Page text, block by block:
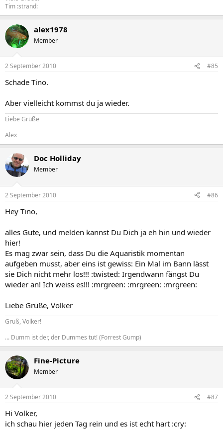
Tim :strand:
alex1978
Member
2 September 2010 #85
Schade Tino.
Aber vielleicht kommst du ja wieder.
Liebe Grüße
Alex
Doc Holliday
Member
2 September 2010 #86
Hey Tino,
alles Gute, und melden kannst Du Dich ja eh hin und wieder
hier!
Es mag zwar sein, dass Du die Aquaristik momentan
aufgeben musst, aber eins ist gewiss: Ein Mal im Bann lässt
sie Dich nicht mehr los!!! :twisted: Irgendwann fängst Du
wieder an! Ich weiss es!!! :mrgreen: :mrgreen: :mrgreen:
Liebe Grüße, Volker
Gruß, Volker!
... Dumm ist der, der Dummes tut! (Forrest Gump)
Fine-Picture
Member
2 September 2010 #87
Hi Volker,
ich schau hier jeden Tag rein und es ist echt hart :cry: